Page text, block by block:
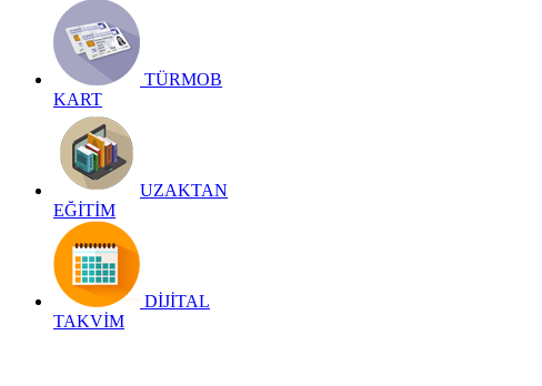
TÜRMOB
KART
UZAKTAN
EĞİTİM
DİJİTAL
TAKVİM